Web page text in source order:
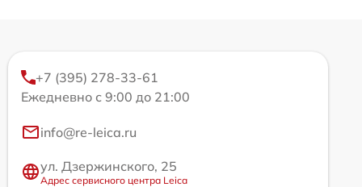
+7 (395) 278-33-61
Ежедневно с 9:00 до 21:00
info@re-leica.ru
ул. Дзержинского, 25
Адрес сервисного центра Leica